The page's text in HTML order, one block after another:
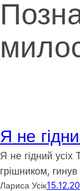
Я не
Я не гідний
грішником,
Лариса Усік